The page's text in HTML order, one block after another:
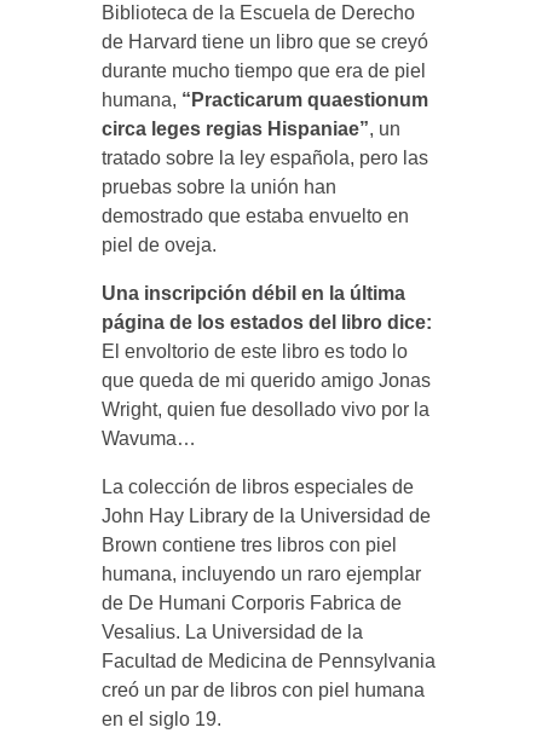
Biblioteca de la Escuela de Derecho
de Harvard tiene un libro que se creyó
durante mucho tiempo que era de piel
humana, “Practicarum quaestionum
circa leges regias Hispaniae”, un
tratado sobre la ley española, pero las
pruebas sobre la unión han
demostrado que estaba envuelto en
piel de oveja.
Una inscripción débil en la última
página de los estados del libro dice:
El envoltorio de este libro es todo lo
que queda de mi querido amigo Jonas
Wright, quien fue desollado vivo por la
Wavuma…
La colección de libros especiales de
John Hay Library de la Universidad de
Brown contiene tres libros con piel
humana, incluyendo un raro ejemplar
de De Humani Corporis Fabrica de
Vesalius. La Universidad de la
Facultad de Medicina de Pennsylvania
creó un par de libros con piel humana
en el siglo 19.